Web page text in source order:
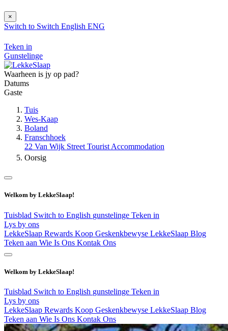
×
Switch to Switch English ENG
Teken in
Gunstelinge
Waarheen is jy op pad?
Datums
Gaste
Tuis
Wes-Kaap
Boland
Franschhoek
22 Van Wijk Street Tourist Accommodation
Oorsig
Welkom by LekkeSlaap!
Tuisblad Switch to English gunstelinge Teken in
Lys by ons
LekkeSlaap Rewards Koop Geskenkbewyse LekkeSlaap Blog
Teken aan Wie Is Ons Kontak Ons
Welkom by LekkeSlaap!
Tuisblad Switch to English gunstelinge Teken in
Lys by ons
LekkeSlaap Rewards Koop Geskenkbewyse LekkeSlaap Blog
Teken aan Wie Is Ons Kontak Ons